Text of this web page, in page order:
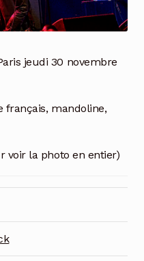
jeudi 30 novembre
français, mandoline,
voir la photo en entier)